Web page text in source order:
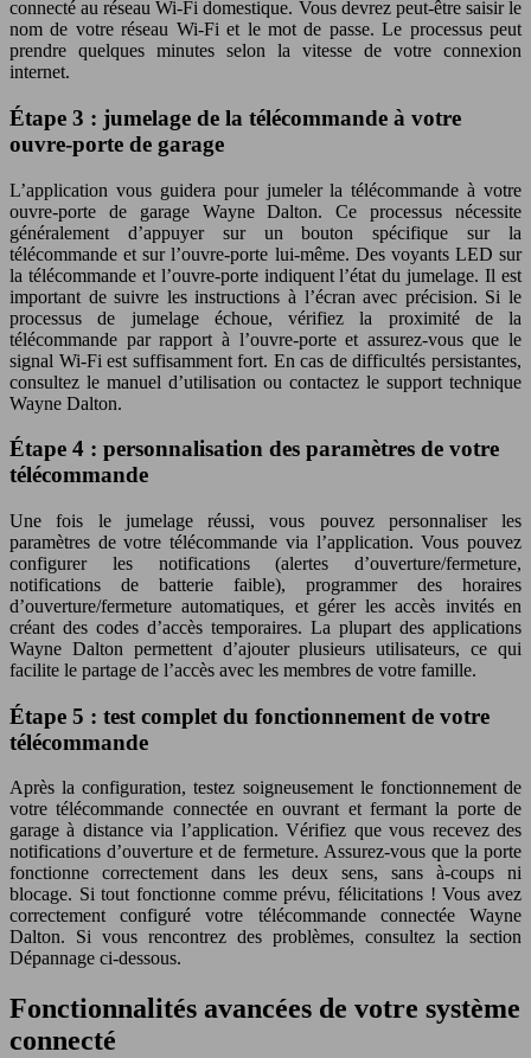
connecté au réseau Wi-Fi domestique. Vous devrez peut-être saisir le
nom de votre réseau Wi-Fi et le mot de passe. Le processus peut
prendre quelques minutes selon la vitesse de votre connexion
internet.
Étape 3 : jumelage de la télécommande à votre
ouvre-porte de garage
L’application vous guidera pour jumeler la télécommande à votre
ouvre-porte de garage Wayne Dalton. Ce processus nécessite
généralement d’appuyer sur un bouton spécifique sur la
télécommande et sur l’ouvre-porte lui-même. Des voyants LED sur
la télécommande et l’ouvre-porte indiquent l’état du jumelage. Il est
important de suivre les instructions à l’écran avec précision. Si le
processus de jumelage échoue, vérifiez la proximité de la
télécommande par rapport à l’ouvre-porte et assurez-vous que le
signal Wi-Fi est suffisamment fort. En cas de difficultés persistantes,
consultez le manuel d’utilisation ou contactez le support technique
Wayne Dalton.
Étape 4 : personnalisation des paramètres de votre
télécommande
Une fois le jumelage réussi, vous pouvez personnaliser les
paramètres de votre télécommande via l’application. Vous pouvez
configurer les notifications (alertes d’ouverture/fermeture,
notifications de batterie faible), programmer des horaires
d’ouverture/fermeture automatiques, et gérer les accès invités en
créant des codes d’accès temporaires. La plupart des applications
Wayne Dalton permettent d’ajouter plusieurs utilisateurs, ce qui
facilite le partage de l’accès avec les membres de votre famille.
Étape 5 : test complet du fonctionnement de votre
télécommande
Après la configuration, testez soigneusement le fonctionnement de
votre télécommande connectée en ouvrant et fermant la porte de
garage à distance via l’application. Vérifiez que vous recevez des
notifications d’ouverture et de fermeture. Assurez-vous que la porte
fonctionne correctement dans les deux sens, sans à-coups ni
blocage. Si tout fonctionne comme prévu, félicitations ! Vous avez
correctement configuré votre télécommande connectée Wayne
Dalton. Si vous rencontrez des problèmes, consultez la section
Dépannage ci-dessous.
Fonctionnalités avancées de votre système
connecté